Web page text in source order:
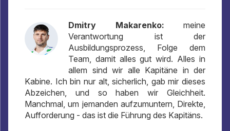
Dmitry Makarenko: meine
Verantwortung ist der
Ausbildungsprozess, Folge dem
Team, damit alles gut wird. Alles in
allem sind wir alle Kapitäne in der
Kabine. Ich bin nur alt, sicherlich, gab mir dieses
Abzeichen, und so haben wir Gleichheit.
Manchmal, um jemanden aufzumuntern, Direkte,
Aufforderung - das ist die Führung des Kapitäns.